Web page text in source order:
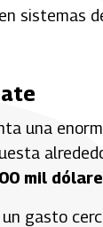
sistemas
una
mil
gasto